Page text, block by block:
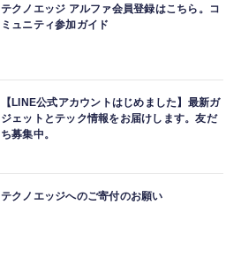
テクノエッジ アルファ会員登録はこちら。コ
ミュニティ参加ガイド
【LINE公式アカウントはじめました】最新ガ
ジェットとテック情報をお届けします。友だ
ち募集中。
テクノエッジへのご寄付のお願い